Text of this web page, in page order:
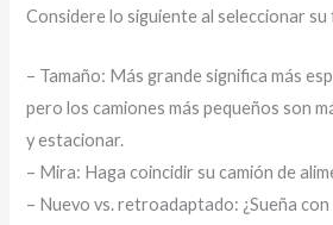
Considere lo siguiente al seleccionar
– Tamaño: Más grande significa más
pero los camiones más pequeños son
y estacionar.
– Mira: Haga coincidir su camión de
– Nuevo vs. retroadaptado: ¿Sueña